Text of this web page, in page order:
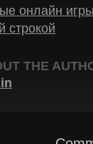
онлайн игры
строкой
THE